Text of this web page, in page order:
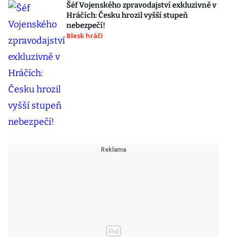
Šéf Vojenského zpravodajství exkluzivně v
Hráčích: Česku hrozil vyšší stupeň
nebezpečí!
Blesk hráči